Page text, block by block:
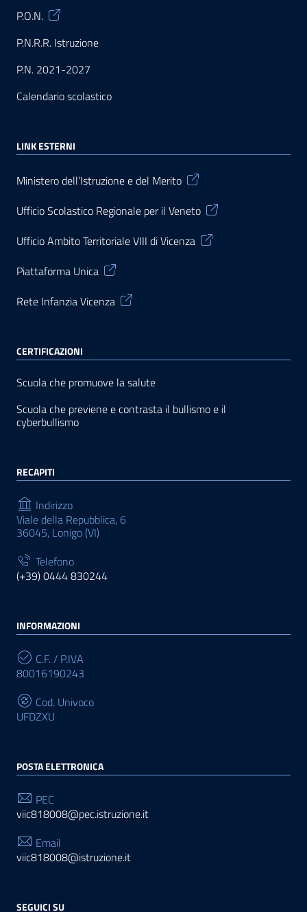
P.O.N.
P.N.R.R. Istruzione
P.N. 2021-2027
Calendario scolastico
LINK ESTERNI
Ministero dell’Istruzione e del Merito
Ufficio Scolastico Regionale per il Veneto
Ufficio Ambito Territoriale VIII di Vicenza
Piattaforma Unica
Rete Infanzia Vicenza
CERTIFICAZIONI
Scuola che promuove la salute
Scuola che previene e contrasta il bullismo e il
cyberbullismo
RECAPITI
Indirizzo
Viale della Repubblica, 6
36045, Lonigo (VI)
Telefono
(+39) 0444 830244
INFORMAZIONI
C.F. / P.IVA
80016190243
Cod. Univoco
UFDZXU
POSTA ELETTRONICA
PEC
viic818008@pec.istruzione.it
Email
viic818008@istruzione.it
SEGUICI SU